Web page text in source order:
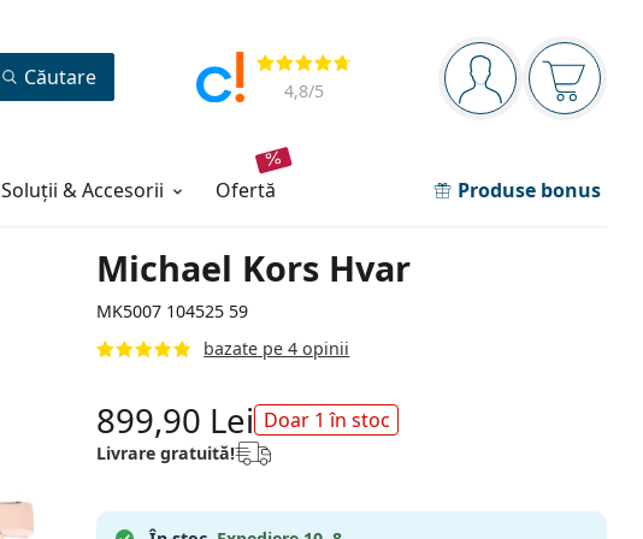
Panou de navigare
Sunteți logat
Coșul
Opinii
4,8/5
Căutare
Soluții & Accesorii ofertă Produse bonus
Michael Kors Hvar
MK5007 104525 59
bazate pe 4 opinii
899,90 Lei Doar 1 în stoc
Livrare gratuită!